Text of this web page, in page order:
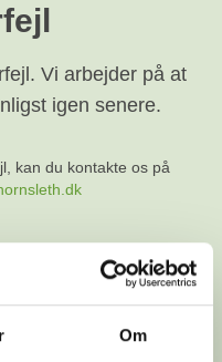
Om
Vi arbejder på at
igen senere.
kan du kontakte os på